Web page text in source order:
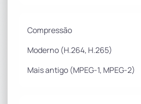
Compressão
Moderno (H.264, H.265)
Mais antigo (MPEG-1, MPEG-2)